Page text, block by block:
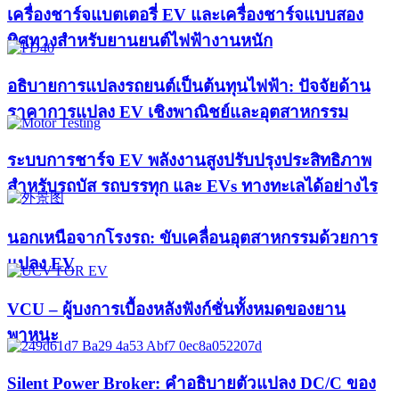
เครื่องชาร์จแบตเตอรี่ EV และเครื่องชาร์จแบบสอง
ทิศทางสำหรับยานยนต์ไฟฟ้างานหนัก
อธิบายการแปลงรถยนต์เป็นต้นทุนไฟฟ้า: ปัจจัยด้าน
ราคาการแปลง EV เชิงพาณิชย์และอุตสาหกรรม
ระบบการชาร์จ EV พลังงานสูงปรับปรุงประสิทธิภาพ
สำหรับรถบัส รถบรรทุก และ EVs ทางทะเลได้อย่างไร
นอกเหนือจากโรงรถ: ขับเคลื่อนอุตสาหกรรมด้วยการ
แปลง EV
VCU – ผู้บงการเบื้องหลังฟังก์ชั่นทั้งหมดของยาน
พาหนะ
Silent Power Broker: คำอธิบายตัวแปลง DC/C ของ